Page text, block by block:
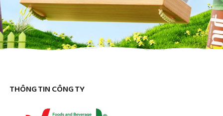
THÔNG TIN CÔNG TY